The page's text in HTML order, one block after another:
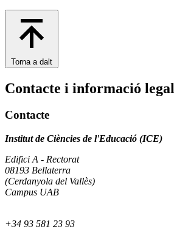
Torna a dalt
Contacte i informació legal
Contacte
Institut de Ciències de l'Educació (ICE)
Edifici A - Rectorat
08193 Bellaterra
(Cerdanyola del Vallès)
Campus UAB
+34 93 581 23 93